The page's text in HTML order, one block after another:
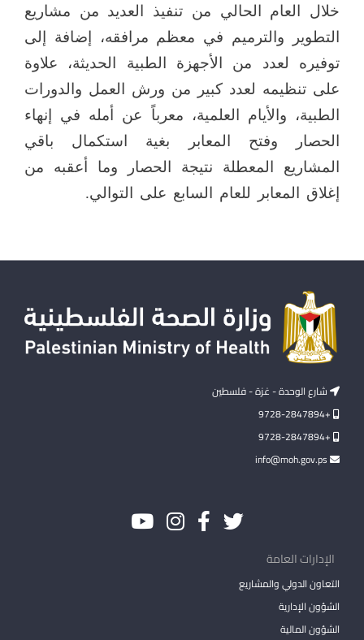
خلال العام الحالي من تنفيذ العديد من مشاريع
التطوير والترميم في معظم مرافقه، إضافة إلى
توفيره لعدد من الأجهزة الطبية الحديثة، علاوة
على تنظيمه لعدد كبير من ورش العمل والدورات
الطبية، والأيام العلمية، معرباً عن أمله في إنهاء
الحصار وفتح المعابر بغية استكمال باقي
المشاريع المعطلة نتيجة الحصار وما أعقبه من
إغلاق المعابر للعام السابع على التوالي.
شارع الوحدة - غزة - فلسطين
+9728-2847894
+9728-2847894
الإدارات العامة
التعاون الدولي والمشاريع
الشؤون الإدارية
الشؤون المالية